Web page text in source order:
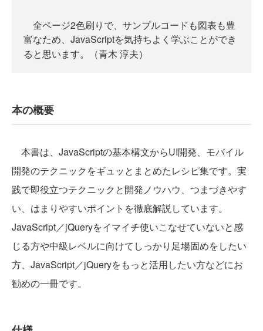
全ページ2色刷りで、サンプルコードも図表も豊
富なため、JavaScriptを気持ちよく学ぶことができ
ると思います。（青木 淳夫）
本の概要
本書は、JavaScriptの基本構文からUI開発、モバイル
開発のテクニックをギュッとまとめたレシピ集です。実
践で即役立つテクニックと開発ノウハウ、つまづきやす
い、はまりやすいポイントを徹底解説しています。
JavaScript／jQueryをイマイチ使いこなせていないと感
じる方や中級レベルに向けてしっかり足場固めをしたい
方、JavaScript／jQueryをもっと活用したい方などにお
勧めの一冊です。